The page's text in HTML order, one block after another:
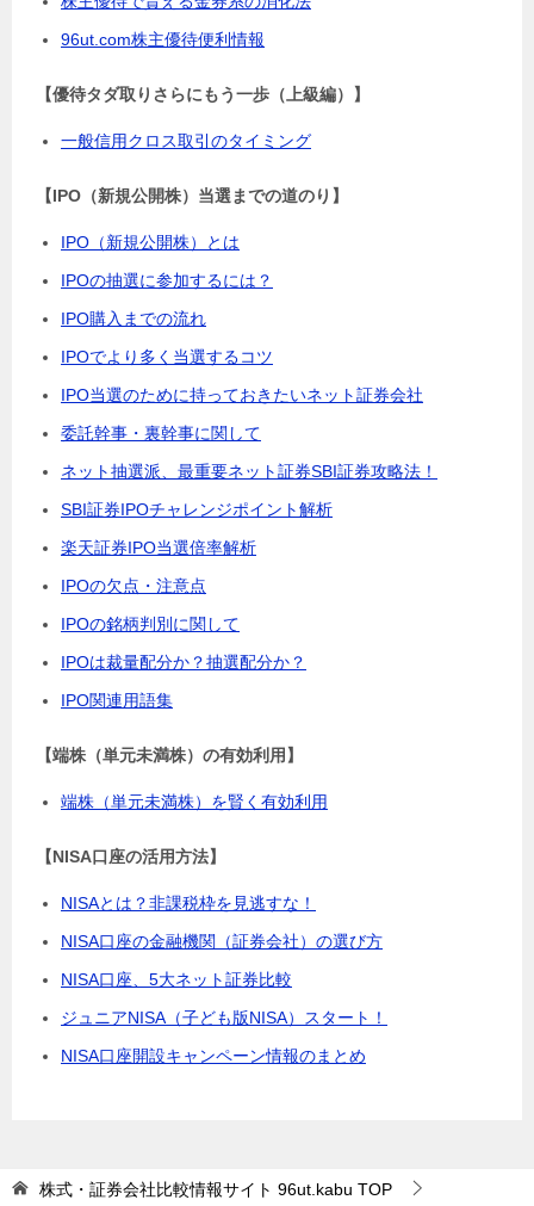
96ut.com株主優待便利情報
【優待タダ取りさらにもう一歩（上級編）】
一般信用クロス取引のタイミング
【IPO（新規公開株）当選までの道のり】
IPO（新規公開株）とは
IPOの抽選に参加するには？
IPO購入までの流れ
IPOでより多く当選するコツ
IPO当選のために持っておきたいネット証券会社
委託幹事・裏幹事に関して
ネット抽選派、最重要ネット証券SBI証券攻略法！
SBI証券IPOチャレンジポイント解析
楽天証券IPO当選倍率解析
IPOの欠点・注意点
IPOの銘柄判別に関して
IPOは裁量配分か？抽選配分か？
IPO関連用語集
【端株（単元未満株）の有効利用】
端株（単元未満株）を賢く有効利用
【NISA口座の活用方法】
NISAとは？非課税枠を見逃すな！
NISA口座の金融機関（証券会社）の選び方
NISA口座、5大ネット証券比較
ジュニアNISA（子ども版NISA）スタート！
NISA口座開設キャンペーン情報のまとめ
株式・証券会社比較情報サイト 96ut.kabu TOP